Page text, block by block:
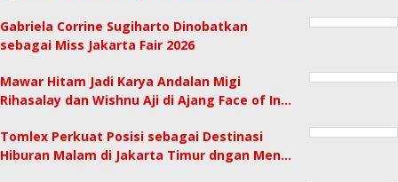
Gabriela Corrine Sugiharto Dinobatkan
sebagai Miss Jakarta Fair 2026
Mawar Hitam Jadi Karya Andalan Migi
Rihasalay dan Wishnu Aji di Ajang Face of In…
Tomlex Perkuat Posisi sebagai Destinasi
Hiburan Malam di Jakarta Timur dngan Men…